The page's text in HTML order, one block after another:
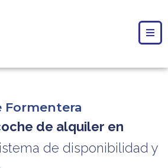
Formentera
de alquiler en
de disponibilidad y